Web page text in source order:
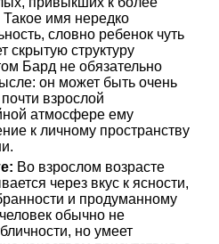
Такое имя нередко
словно ребенок чуть
скрытую структуру
Бард не обязательно
он может быть очень
взрослой
атмосфере ему
к личному пространству
Во взрослом возрасте
через вкус к ясности,
и продуманному
обычно не
но умеет